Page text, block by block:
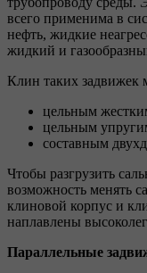
всего применима в
нефть, жидкие
жидкий и
Клин таких задвижек
цельным
цельным
составным
Чтобы разгрузить
возможность менять
клиновой корпус и
наплавлены
Параллельные